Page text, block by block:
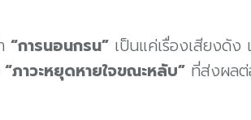
“การนอนกรน”เป็นแค่เรื่องเสียงดั
“ภาวะหยุดหายใจขณะหลับ”ที่ส่งผลต่